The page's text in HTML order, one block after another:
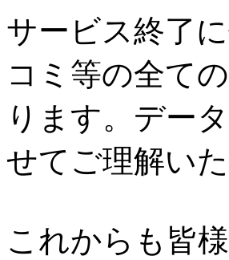
サービス終了
コミ等の全て
ります。デー
せてご理解い
これからも皆